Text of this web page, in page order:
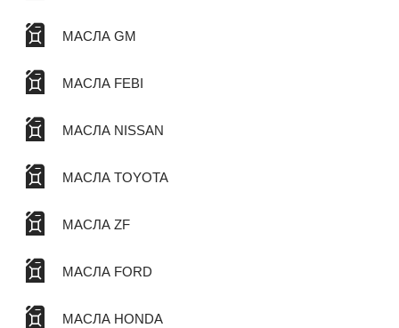
МАСЛА GM
МАСЛА FEBI
МАСЛА NISSAN
МАСЛА TOYOTA
МАСЛА ZF
МАСЛА FORD
МАСЛА HONDA